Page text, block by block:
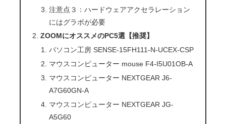
注意点３：ハードウェアアクセラレーション
にはグラボが必要
ZOOMにオススメのPC5選【推奨】
パソコン工房 SENSE-15FH111-N-UCEX-CSP
マウスコンピューター mouse F4-I5U01OB-A
マウスコンピューター NEXTGEAR J6-
A7G60GN-A
マウスコンピューター NEXTGEAR JG-
A5G60